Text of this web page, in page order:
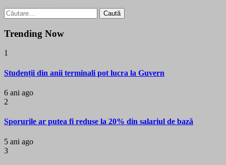
Caută
după:
Trending Now
1
Studenții din anii terminali pot lucra la Guvern
6 ani ago
2
Sporurile ar putea fi reduse la 20% din salariul de bază
5 ani ago
3